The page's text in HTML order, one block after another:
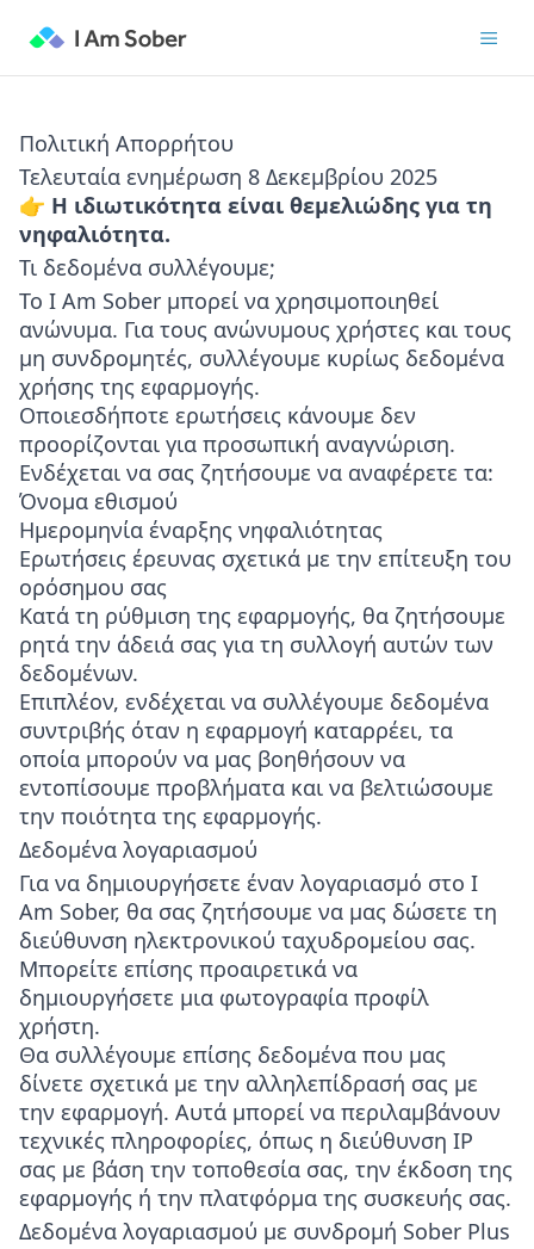
Πολιτική Απορρήτου
Τελευταία ενημέρωση 8 Δεκεμβρίου 2025
👉 Η ιδιωτικότητα είναι θεμελιώδης για τη
νηφαλιότητα.
Τι δεδομένα συλλέγουμε;
Το I Am Sober μπορεί να χρησιμοποιηθεί
ανώνυμα. Για τους ανώνυμους χρήστες και τους
μη συνδρομητές, συλλέγουμε κυρίως δεδομένα
χρήσης της εφαρμογής.
Οποιεσδήποτε ερωτήσεις κάνουμε δεν
προορίζονται για προσωπική αναγνώριση.
Ενδέχεται να σας ζητήσουμε να αναφέρετε τα:
Όνομα εθισμού
Ημερομηνία έναρξης νηφαλιότητας
Ερωτήσεις έρευνας σχετικά με την επίτευξη του
ορόσημου σας
Κατά τη ρύθμιση της εφαρμογής, θα ζητήσουμε
ρητά την άδειά σας για τη συλλογή αυτών των
δεδομένων.
Επιπλέον, ενδέχεται να συλλέγουμε δεδομένα
συντριβής όταν η εφαρμογή καταρρέει, τα
οποία μπορούν να μας βοηθήσουν να
εντοπίσουμε προβλήματα και να βελτιώσουμε
την ποιότητα της εφαρμογής.
Δεδομένα λογαριασμού
Για να δημιουργήσετε έναν λογαριασμό στο I
Am Sober, θα σας ζητήσουμε να μας δώσετε τη
διεύθυνση ηλεκτρονικού ταχυδρομείου σας.
Μπορείτε επίσης προαιρετικά να
δημιουργήσετε μια φωτογραφία προφίλ
χρήστη.
Θα συλλέγουμε επίσης δεδομένα που μας
δίνετε σχετικά με την αλληλεπίδρασή σας με
την εφαρμογή. Αυτά μπορεί να περιλαμβάνουν
τεχνικές πληροφορίες, όπως η διεύθυνση IP
σας με βάση την τοποθεσία σας, την έκδοση της
εφαρμογής ή την πλατφόρμα της συσκευής σας.
Δεδομένα λογαριασμού με συνδρομή Sober Plus